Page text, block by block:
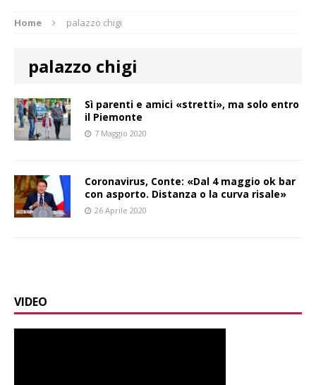
Home palazzo chigi
palazzo chigi
Sì parenti e amici «stretti», ma solo entro
il Piemonte
7 Maggio 2020
Coronavirus, Conte: «Dal 4 maggio ok bar
con asporto. Distanza o la curva risale»
26 Aprile 2020
VIDEO